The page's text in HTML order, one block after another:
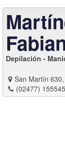
Depilación -
San Martín
(02477)